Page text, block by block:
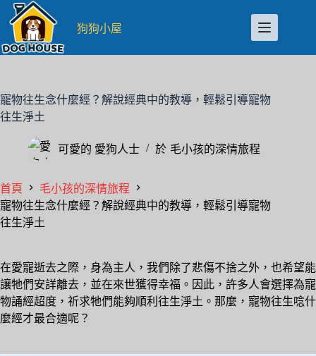
至
主
容
狗狗小屋
寵物往生念什麼經？解說經典中的教導，輕鬆引導寵物
往生淨土
可愛的 愛狗人士 於 毛小孩的深情旅程
首頁
毛小孩的深情旅程
寵物往生念什麼經？解說經典中的教導，輕鬆引導寵物
往生淨土
在愛寵逝去之際，身為主人，我們除了悲傷不捨之外，也希望能
讓牠們安詳離去，並在來世獲得幸福。因此，許多人會選擇為寵
物誦經超度，祈求牠們能夠順利往生淨土。那麼，寵物往生唸什
麼經才最合適呢？